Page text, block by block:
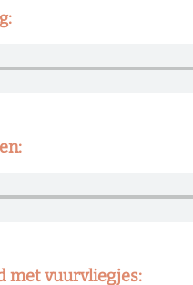
met vuurvliegjes: